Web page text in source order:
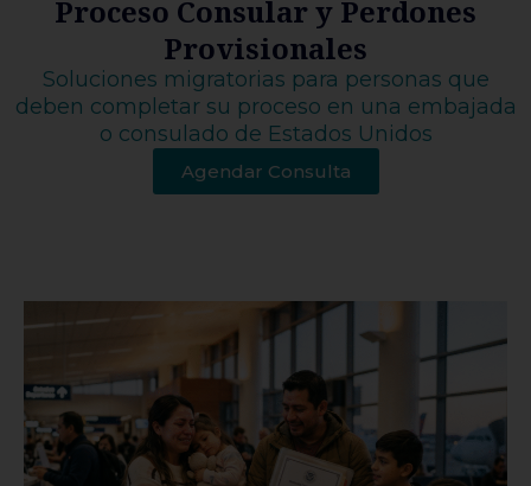
Proceso Consular y Perdones
Provisionales
Soluciones migratorias para personas que
deben completar su proceso en una embajada
o consulado de Estados Unidos
Agendar Consulta